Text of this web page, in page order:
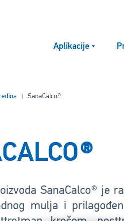
Aplikacije
SanaCalco®
SanaCalco® je
mulja i